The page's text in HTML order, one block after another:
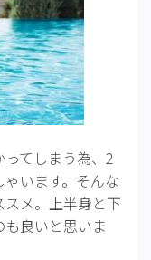
てしまう為、2
います。そんな
メ。上半身と下
良いと思いま